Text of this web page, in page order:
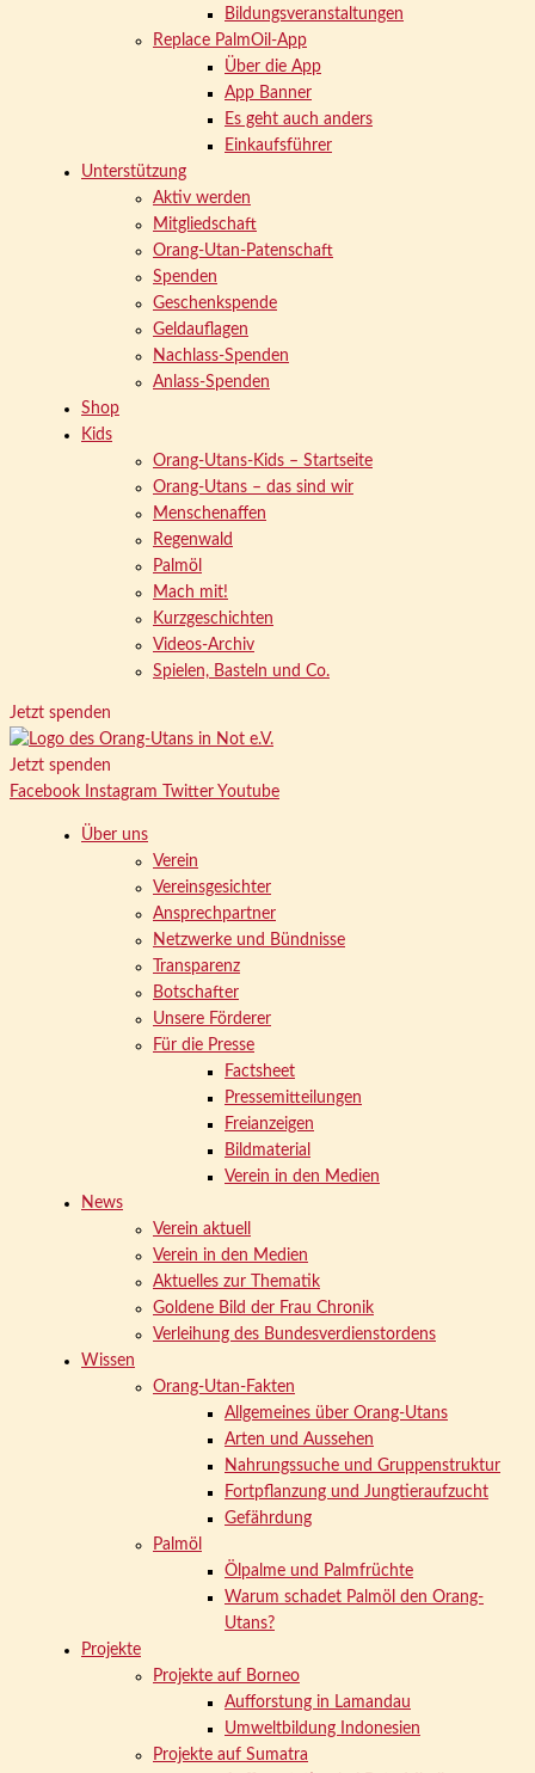
Bildungsveranstaltungen
Replace PalmOil-App
Über die App
App Banner
Es geht auch anders
Einkaufsführer
Unterstützung
Aktiv werden
Mitgliedschaft
Orang-Utan-Patenschaft
Spenden
Geschenkspende
Geldauflagen
Nachlass-Spenden
Anlass-Spenden
Shop
Kids
Orang-Utans-Kids – Startseite
Orang-Utans – das sind wir
Menschenaffen
Regenwald
Palmöl
Mach mit!
Kurzgeschichten
Videos-Archiv
Spielen, Basteln und Co.
Jetzt spenden
Jetzt spenden
Facebook
Instagram Twitter Youtube
Über uns
Verein
Vereinsgesichter
Ansprechpartner
Netzwerke und Bündnisse
Transparenz
Botschafter
Unsere Förderer
Für die Presse
Factsheet
Pressemitteilungen
Freianzeigen
Bildmaterial
Verein in den Medien
News
Verein aktuell
Verein in den Medien
Aktuelles zur Thematik
Goldene Bild der Frau Chronik
Verleihung des Bundesverdienstordens
Wissen
Orang-Utan-Fakten
Allgemeines über Orang-Utans
Arten und Aussehen
Nahrungssuche und Gruppenstruktur
Fortpflanzung und Jungtieraufzucht
Gefährdung
Palmöl
Ölpalme und Palmfrüchte
Warum schadet Palmöl den Orang-
Utans?
Projekte
Projekte auf Borneo
Aufforstung in Lamandau
Umweltbildung Indonesien
Projekte auf Sumatra